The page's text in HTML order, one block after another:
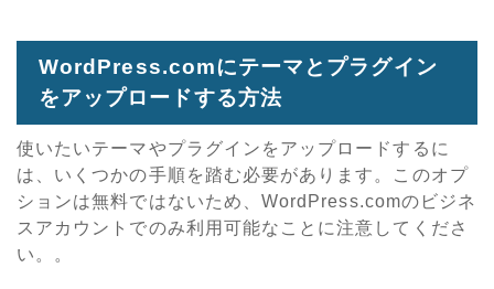
WordPress.comにテーマとプラグイン
をアップロードする方法
使いたいテーマやプラグインをアップロードするに
は、いくつかの手順を踏む必要があります。このオプ
ションは無料ではないため、WordPress.comのビジネ
スアカウントでのみ利用可能なことに注意してくださ
い。。